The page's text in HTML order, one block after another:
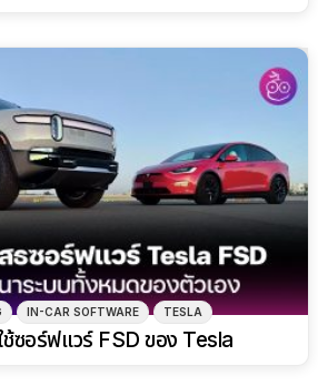
IN-CAR SOFTWARE TESLA
ช้ซอร์ฟแวร์ FSD ของ Tesla